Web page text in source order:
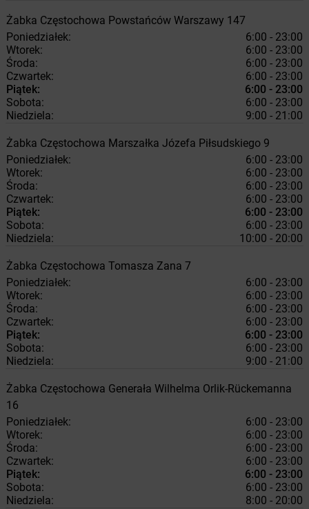
Żabka Częstochowa Powstańców Warszawy 147
Poniedziałek:
6:00 - 23:00
Wtorek:
6:00 - 23:00
Środa:
6:00 - 23:00
Czwartek:
6:00 - 23:00
Piątek:
6:00 - 23:00
Sobota:
6:00 - 23:00
Niedziela:
9:00 - 21:00
Żabka Częstochowa Marszałka Józefa Piłsudskiego 9
Poniedziałek:
6:00 - 23:00
Wtorek:
6:00 - 23:00
Środa:
6:00 - 23:00
Czwartek:
6:00 - 23:00
Piątek:
6:00 - 23:00
Sobota:
6:00 - 23:00
Niedziela:
10:00 - 20:00
Żabka Częstochowa Tomasza Zana 7
Poniedziałek:
6:00 - 23:00
Wtorek:
6:00 - 23:00
Środa:
6:00 - 23:00
Czwartek:
6:00 - 23:00
Piątek:
6:00 - 23:00
Sobota:
6:00 - 23:00
Niedziela:
9:00 - 21:00
Żabka Częstochowa Generała Wilhelma Orlik-Rückemanna
16
Poniedziałek:
6:00 - 23:00
Wtorek:
6:00 - 23:00
Środa:
6:00 - 23:00
Czwartek:
6:00 - 23:00
Piątek:
6:00 - 23:00
Sobota:
6:00 - 23:00
Niedziela:
8:00 - 20:00